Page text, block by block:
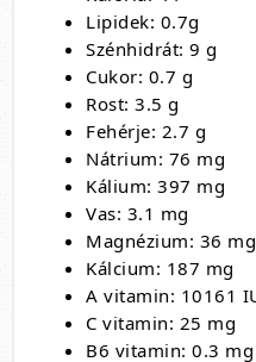
Lipidek: 0.7g
Szénhidrát: 9 g
Cukor: 0.7 g
Rost: 3.5 g
Fehérje: 2.7 g
Nátrium: 76 mg
Kálium: 397 mg
Vas: 3.1 mg
Magnézium: 36 mg
Kálcium: 187 mg
A vitamin: 10161
C vitamin: 25 mg
B6 vitamin: 0.3 mg